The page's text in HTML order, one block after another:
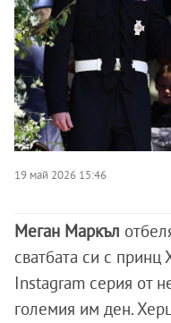
19 май 2026 15:46
Меган Маркъл
сватбата си с принц
Instagram серия от
големия им ден.